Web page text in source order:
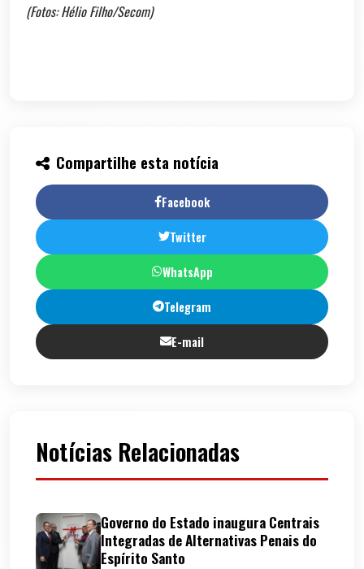
(Fotos: Hélio Filho/Secom)
Compartilhe esta notícia
Facebook
Twitter
WhatsApp
Telegram
E-mail
Notícias Relacionadas
Governo do Estado inaugura Centrais
Integradas de Alternativas Penais do
Espírito Santo